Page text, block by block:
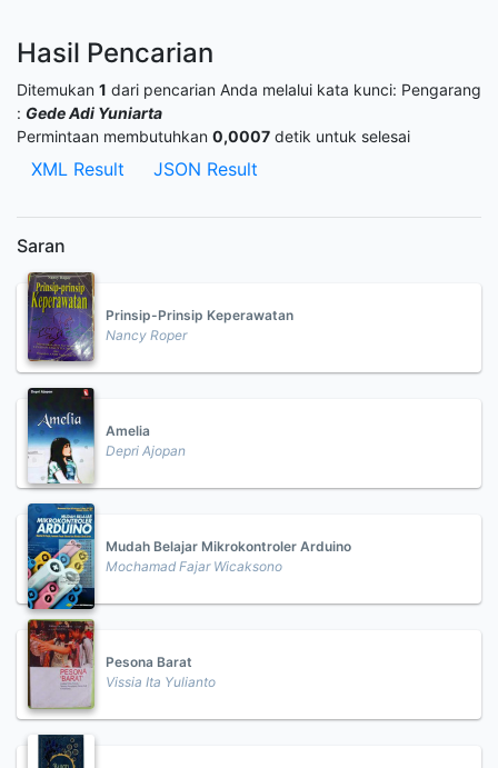
Hasil Pencarian
Ditemukan 1 dari pencarian Anda melalui kata kunci: Pengarang
: Gede Adi Yuniarta
Permintaan membutuhkan 0,0007 detik untuk selesai
XML Result JSON Result
Saran
Prinsip-Prinsip Keperawatan
Nancy Roper
Amelia
Depri Ajopan
Mudah Belajar Mikrokontroler Arduino
Mochamad Fajar Wicaksono
Pesona Barat
Vissia Ita Yulianto